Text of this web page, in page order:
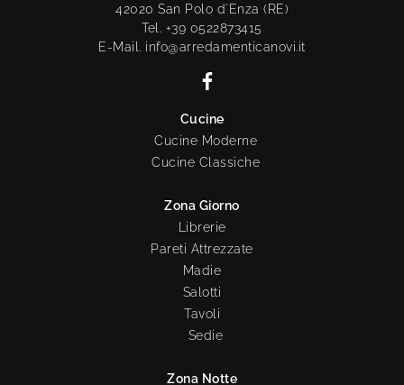
42020 San Polo d'Enza (RE)
Tel. +39 0522873415
E-Mail. info@arredamenticanovi.it
Cucine
Cucine Moderne
Cucine Classiche
Zona Giorno
Librerie
Pareti Attrezzate
Madie
Salotti
Tavoli
Sedie
Zona Notte